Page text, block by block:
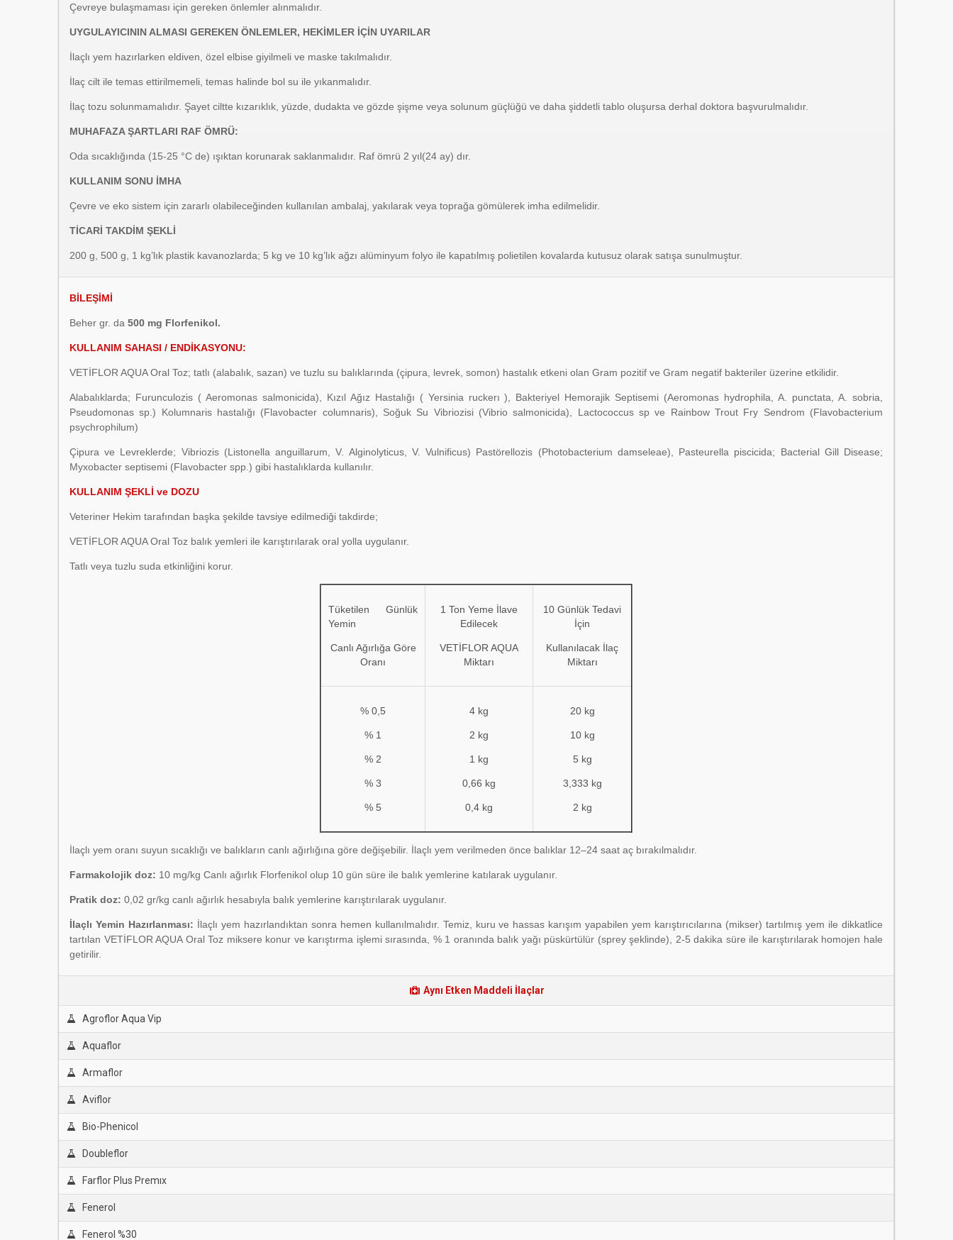
Çevreye bulaşmaması için gereken önlemler alınmalıdır.
UYGULAYICININ ALMASI GEREKEN ÖNLEMLER, HEKİMLER İÇİN UYARILAR
İlaçlı yem hazırlarken eldiven, özel elbise giyilmeli ve maske takılmalıdır.
İlaç cilt ile temas ettirilmemeli, temas halinde bol su ile yıkanmalıdır.
İlaç tozu solunmamalıdır. Şayet ciltte kızarıklık, yüzde, dudakta ve gözde şişme veya solunum güçlüğü ve daha şiddetli tablo oluşursa derhal doktora başvurulmalıdır.
MUHAFAZA ŞARTLARI RAF ÖMRÜ:
Oda sıcaklığında (15-25 °C de) ışıktan korunarak saklanmalıdır. Raf ömrü 2 yıl(24 ay) dır.
KULLANIM SONU İMHA
Çevre ve eko sistem için zararlı olabileceğinden kullanılan ambalaj, yakılarak veya toprağa gömülerek imha edilmelidir.
TİCARİ TAKDİM ŞEKLİ
200 g, 500 g, 1 kg’lık plastik kavanozlarda; 5 kg ve 10 kg’lık ağzı alüminyum folyo ile kapatılmış polietilen kovalarda kutusuz olarak satışa sunulmuştur.
BİLEŞİMİ
Beher gr. da 500 mg Florfenikol.
KULLANIM SAHASI / ENDİKASYONU:
VETİFLOR AQUA Oral Toz; tatlı (alabalık, sazan) ve tuzlu su balıklarında (çipura, levrek, somon) hastalık etkeni olan Gram pozitif ve Gram negatif bakteriler üzerine etkilidir.
Alabalıklarda; Furunculozis ( Aeromonas salmonicida), Kızıl Ağız Hastalığı ( Yersinia ruckerı ), Bakteriyel Hemorajik Septisemi (Aeromonas hydrophila, A. punctata, A. sobria,
Pseudomonas sp.) Kolumnaris hastalığı (Flavobacter columnaris), Soğuk Su Vibriozisi (Vibrio salmonicida), Lactococcus sp ve Rainbow Trout Fry Sendrom (Flavobacterium
psychrophilum)
Çipura ve Levreklerde; Vibriozis (Listonella anguillarum, V. Alginolyticus, V. Vulnificus) Pastörellozis (Photobacterium damseleae), Pasteurella piscicida; Bacterial Gill Disease;
Myxobacter septisemi (Flavobacter spp.) gibi hastalıklarda kullanılır.
KULLANIM ŞEKLİ ve DOZU
Veteriner Hekim tarafından başka şekilde tavsiye edilmediği takdirde;
VETİFLOR AQUA Oral Toz balık yemleri ile karıştırılarak oral yolla uygulanır.
Tatlı veya tuzlu suda etkinliğini korur.
Tüketilen Günlük
Yemin
Canlı Ağırlığa Göre
Oranı
1 Ton Yeme İlave
Edilecek
VETİFLOR AQUA
Miktarı
10 Günlük Tedavi
İçin
Kullanılacak İlaç
Miktarı
% 0,5
% 1
% 2
% 3
% 5
4 kg
2 kg
1 kg
0,66 kg
0,4 kg
20 kg
10 kg
5 kg
3,333 kg
2 kg
İlaçlı yem oranı suyun sıcaklığı ve balıkların canlı ağırlığına göre değişebilir. İlaçlı yem verilmeden önce balıklar 12–24 saat aç bırakılmalıdır.
Farmakolojik doz: 10 mg/kg Canlı ağırlık Florfenikol olup 10 gün süre ile balık yemlerine katılarak uygulanır.
Pratik doz: 0,02 gr/kg canlı ağırlık hesabıyla balık yemlerine karıştırılarak uygulanır.
İlaçlı Yemin Hazırlanması: İlaçlı yem hazırlandıktan sonra hemen kullanılmalıdır. Temiz, kuru ve hassas karışım yapabilen yem karıştırıcılarına (mikser) tartılmış yem ile dikkatlice
tartılan VETİFLOR AQUA Oral Toz miksere konur ve karıştırma işlemi sırasında, % 1 oranında balık yağı püskürtülür (sprey şeklinde), 2-5 dakika süre ile karıştırılarak homojen hale
getirilir.
Aynı Etken Maddeli İlaçlar
Agroflor Aqua Vip
Aquaflor
Armaflor
Aviflor
Bio-Phenicol
Doubleflor
Farflor Plus Premıx
Fenerol
Fenerol %30